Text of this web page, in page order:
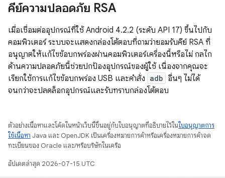
คีย์ความปลอดภัย RSA
เมื่อเชื่อมต่ออุปกรณ์ที่ใช้ Android 4.2.2 (ระดับ API 17) ขึ้นไปกับ
คอมพิวเตอร์ ระบบจะแสดงกล่องโต้ตอบที่ถามว่ายอมรับคีย์ RSA ที่
อนุญาตให้แก้ไขข้อบกพร่องผ่านคอมพิวเตอร์เครื่องนี้หรือไม่ กลไก
ด้านความปลอดภัยนี้ช่วยปกป้องอุปกรณ์ของผู้ใช้ เนื่องจากคุณจะ
เรียกใช้การแก้ไขข้อบกพร่อง USB และคำสั่ง adb อื่นๆ ไม่ได้
จนกว่าจะปลดล็อกอุปกรณ์และรับทราบกล่องโต้ตอบ
ตัวอย่างเนื้อหาและโค้ดในหน้าเว็บนี้ขึ้นอยู่กับใบอนุญาตที่อธิบายไว้ในใบอนุญาตการ
ใช้เนื้อหา Java และ OpenJDK เป็นเครื่องหมายการค้าหรือเครื่องหมายการค้าจด
ทะเบียนของ Oracle และ/หรือบริษัทในเครือ
อัปเดตล่าสุด 2026-07-15 UTC